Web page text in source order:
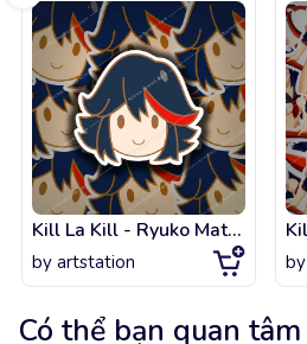
Kill La Kill - Ryuko Matoi Happy Chibi face
by artstation by
Có thể bạn quan tâm